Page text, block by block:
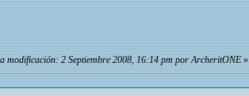
modificación: 2 Septiembre 2008, 16:14 pm por ArcheritONE»